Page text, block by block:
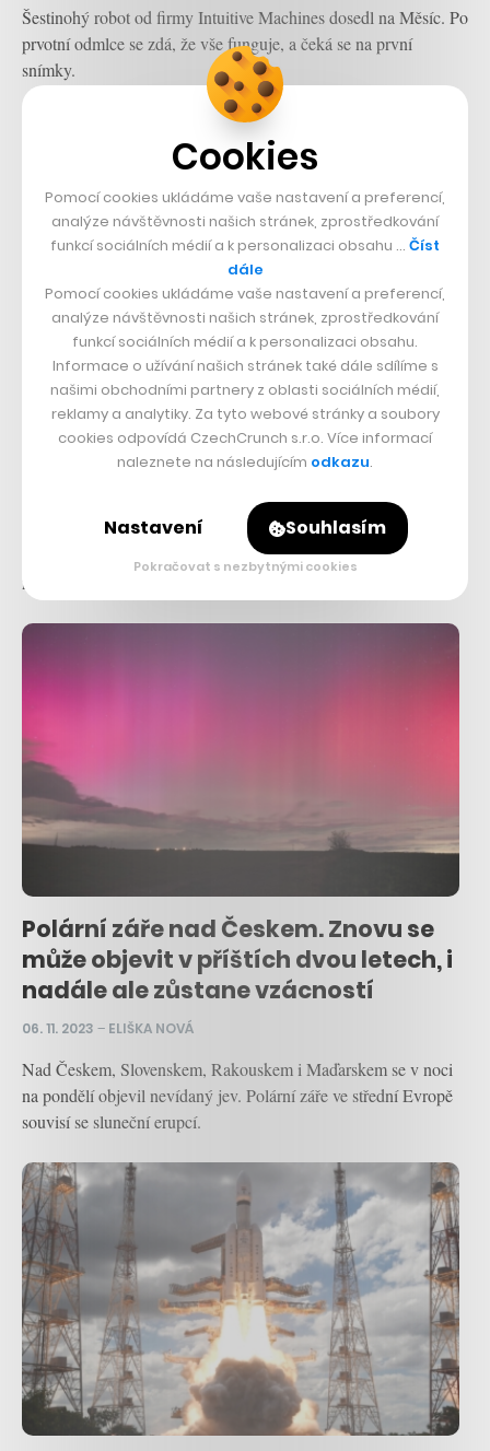
Šestinohý robot od firmy Intuitive Machines dosedl na Měsíc. Po
prvotní odmlce se zdá, že vše funguje, a čeká se na první
snímky.
Webbův teleskop si opět posvítil na
krásu vesmíru. Podívejte se na
úchvatné snímky spirálních galaxií
Nové fotografie jsou součástí dlouhodobého projektu, který
nabízí nový pohled na zkoumání vzniku kosmu.
Polární záře nad Českem. Znovu se
může objevit v příštích dvou letech, i
nadále ale zůstane vzácností
06. 11. 2023 – ELIŠKA NOVÁ
Nad Českem, Slovenskem, Rakouskem i Maďarskem se v noci
na pondělí objevil nevídaný jev. Polární záře ve střední Evropě
souvisí se sluneční erupcí.
Cookies
Pomocí cookies ukládáme vaše nastavení a preferencí,
analýze návštěvnosti našich stránek, zprostředkování
funkcí sociálních médií a k personalizaci obsahu … Číst
dále
Pomocí cookies ukládáme vaše nastavení a preferencí,
analýze návštěvnosti našich stránek, zprostředkování
funkcí sociálních médií a k personalizaci obsahu.
Informace o užívání našich stránek také dále sdílíme s
našimi obchodními partnery z oblasti sociálních médií,
reklamy a analytiky. Za tyto webové stránky a soubory
cookies odpovídá CzechCrunch s.r.o. Více informací
naleznete na následujícím odkazu.
Nastavení Souhlasím
Pokračovat s nezbytnými cookies